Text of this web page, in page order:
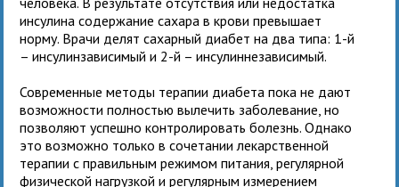
инсулина содержание сахара в крови превышает
норму. Врачи делят сахарный диабет на два типа: 1-й
– инсулинзависимый и 2-й – инсулиннезависимый.
Современные методы терапии диабета пока не дают
возможности полностью вылечить заболевание, но
позволяют успешно контролировать болезнь. Однако
это возможно только в сочетании лекарственной
терапии с правильным режимом питания, регулярной
физической нагрузкой и регулярным измерением